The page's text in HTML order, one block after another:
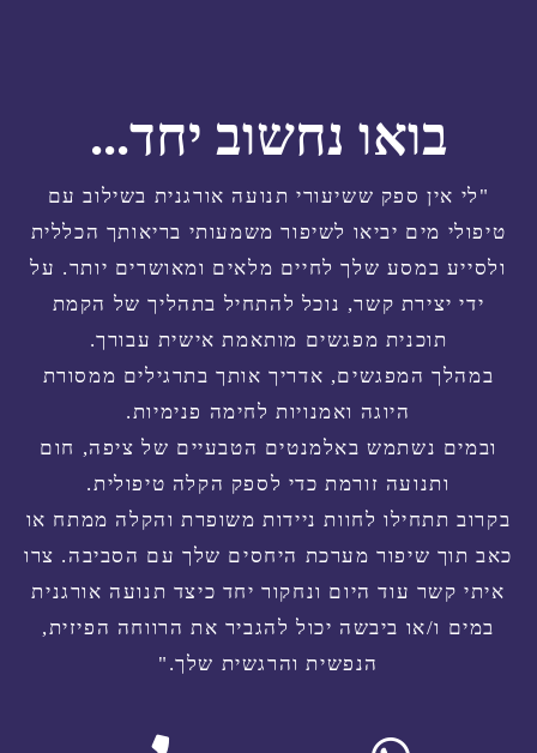
בואו נחשוב יחד...
"לי אין ספק ששיעורי תנועה אורגנית בשילוב עם
טיפולי מים יביאו לשיפור משמעותי בריאותך הכללית
ולסייע במסע שלך לחיים מלאים ומאושרים יותר. על
ידי יצירת קשר, נוכל להתחיל בתהליך של הקמת
תוכנית מפגשים מותאמת אישית עבורך.
במהלך המפגשים, אדריך אותך בתרגילים ממסורת
היוגה ואמנויות לחימה פנימיות.
ובמים נשתמש באלמנטים הטבעיים של ציפה, חום
ותנועה זורמת כדי לספק הקלה טיפולית.
בקרוב תתחילו לחוות ניידות משופרת והקלה ממתח או
כאב תוך שיפור מערכת היחסים שלך עם הסביבה. צרו
איתי קשר עוד היום ונחקור יחד כיצד תנועה אורגנית
במים ו/או ביבשה יכול להגביר את הרווחה הפיזית,
הנפשית והרגשית שלך."